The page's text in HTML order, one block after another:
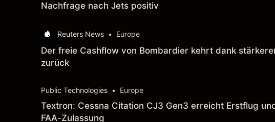
Nachfrage nach Jets positiv
Reuters News • Europe
Der freie Cashflow von Bombardier kehrt dank
zurück
Public Technologies • Europe
Textron: Cessna Citation CJ3 Gen3 erreicht Erstflug
FAA-Zulassung